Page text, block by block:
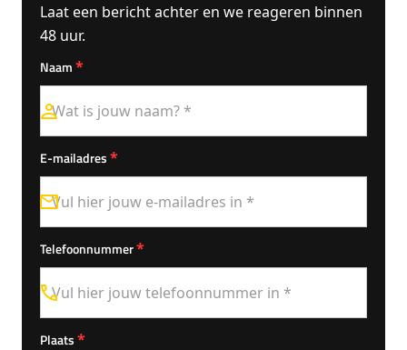
Laat een bericht achter en we reageren binnen
48 uur.
Naam*
E-mailadres*
Telefoonnummer*
Plaats*